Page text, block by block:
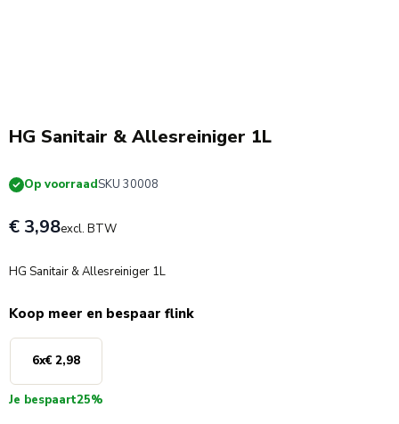
HG Sanitair & Allesreiniger 1L
Op voorraadSKU 30008
€ 3,98excl. BTW
HG Sanitair & Allesreiniger 1L
Koop meer en bespaar flink
6x€ 2,98
Je bespaart25%